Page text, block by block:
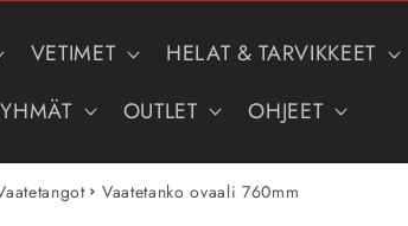
VETIMET HELAT & TARVIKKEET
OUTLET OHJEET
Vaatetanko ovaali 760mm